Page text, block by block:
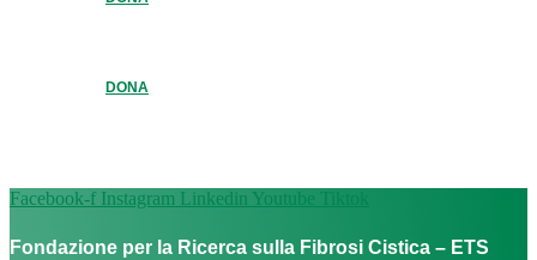
DONA
Facebook-f Instagram Linkedin Youtube Tiktok
Fondazione per la Ricerca sulla Fibrosi Cistica – ETS